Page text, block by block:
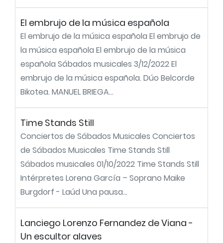
El embrujo de la música española
El embrujo de la música española El embrujo de
la música española El embrujo de la música
española Sábados musicales 3/12/2022 El
embrujo de la música española. Dúo Belcorde
Bikotea. MANUEL BRIEGA...
Time Stands Still
Conciertos de Sábados Musicales Conciertos
de Sábados Musicales Time Stands Still
Sábados musicales 01/10/2022 Time Stands Still
Intérpretes Lorena García – Soprano Maike
Burgdorf - Laúd Una pausa...
Lanciego Lorenzo Fernandez de Viana -
Un escultor alaves